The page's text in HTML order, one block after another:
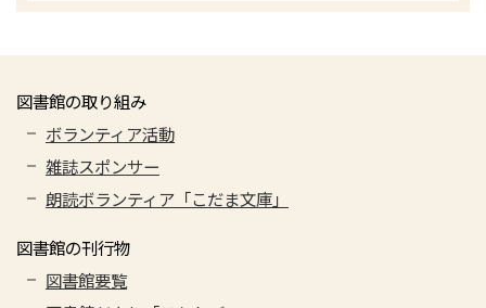
図書館の取り組み
ボランティア活動
雑誌スポンサー
朗読ボランティア「こだま文庫」
図書館の刊行物
図書館要覧